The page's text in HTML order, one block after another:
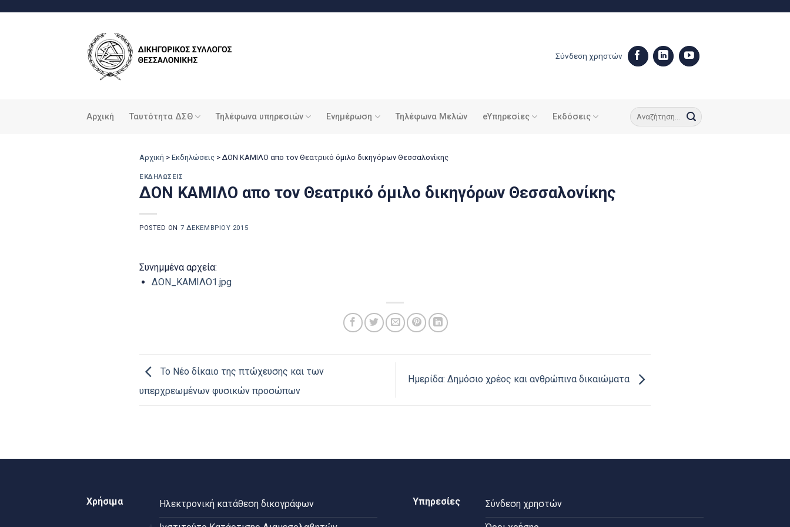
Σύνδεση χρηστών
Αρχική Ταυτότητα ΔΣΘ Τηλέφωνα υπηρεσιών Ενημέρωση Τηλέφωνα Μελών eΥπηρεσίες Εκδόσεις
Αρχική > Εκδηλώσεις > ΔΟΝ ΚΑΜΙΛΟ απο τον Θεατρικό όμιλο δικηγόρων Θεσσαλονίκης
ΕΚΔΗΛΏΣΕΙΣ
ΔΟΝ ΚΑΜΙΛΟ απο τον Θεατρικό όμιλο δικηγόρων Θεσσαλονίκης
POSTED ON 7 ΔΕΚΕΜΒΡΊΟΥ 2015
Συνημμένα αρχεία:
ΔΟΝ_ΚΑΜΙΛΟ1.jpg
Το Νέο δίκαιο της πτώχευσης και των
υπερχρεωμένων φυσικών προσώπων
Ημερίδα: Δημόσιο χρέος και ανθρώπινα δικαιώματα
Χρήσιμα Ηλεκτρονική κατάθεση δικογράφων Υπηρεσίες Σύνδεση χρηστών